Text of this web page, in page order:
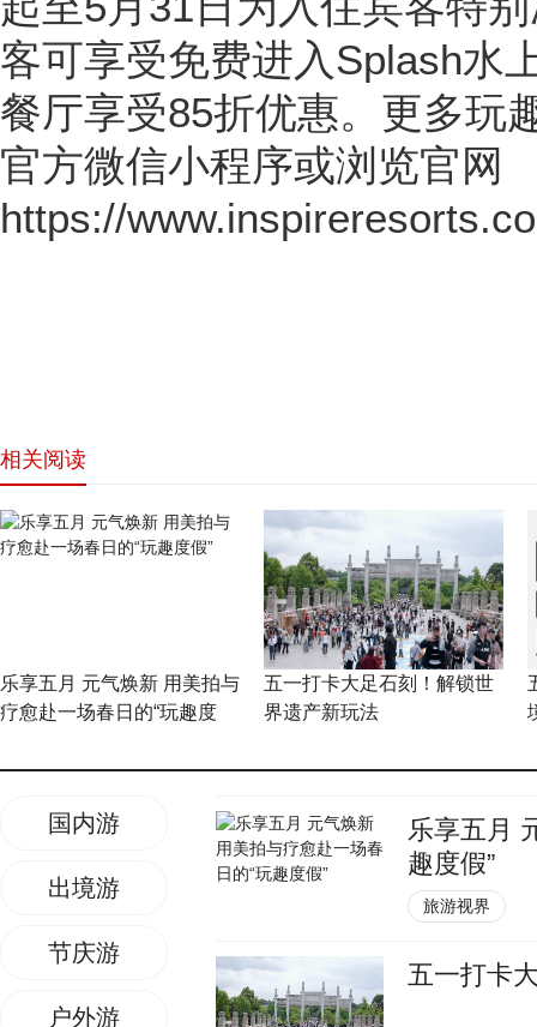
客可享受免费进入Splash水
餐厅享受85折优惠。更多玩
官方微信小程序或浏览官网
https://
相关阅读
乐享五月 元气焕新 用美拍与
疗愈赴一场春日的“玩趣度
五一打卡大足石刻！解锁世
界遗产新玩法
国内游
出境游
节庆游
户外游
乐享五月
趣度假”
旅游视界
五一打卡